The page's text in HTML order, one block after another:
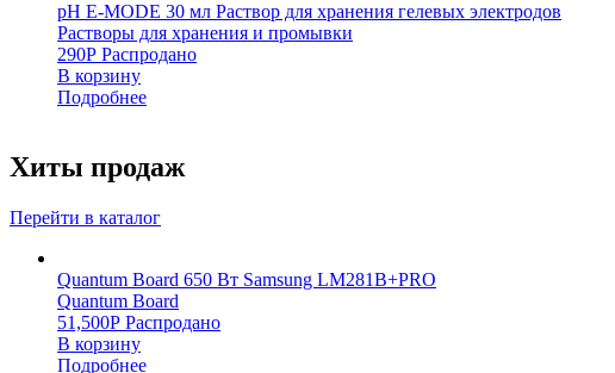
pH E-MODE 30 мл Раствор для хранения гелевых электродов
Растворы для хранения и промывки
290Р Распродано
В корзину
Подробнее
Хиты продаж
Перейти в каталог
Quantum Board 650 Вт Samsung LM281B+PRO
Quantum Board
51,500Р Распродано
В корзину
Подробнее